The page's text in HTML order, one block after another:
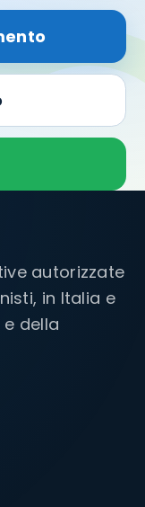
autorizzate
in Italia e
e della